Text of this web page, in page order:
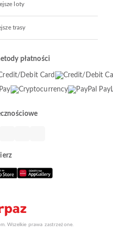
loty
trasy
płatności
Wszelkie prawa zastrzeżone.